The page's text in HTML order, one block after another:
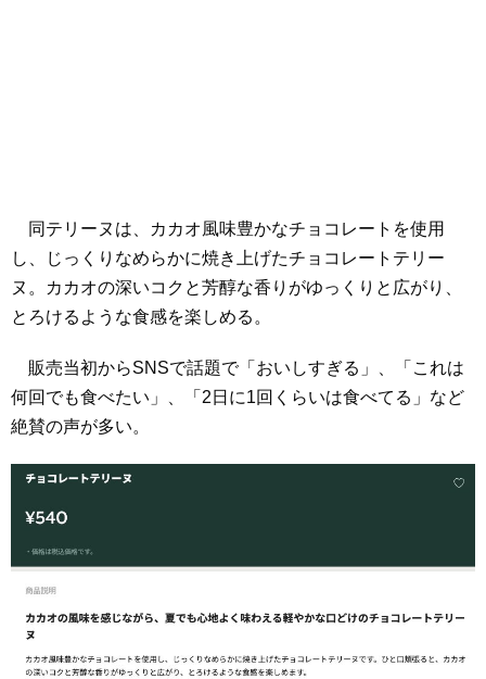
同テリーヌは、カカオ風味豊かなチョコレートを使用
し、じっくりなめらかに焼き上げたチョコレートテリー
ヌ。カカオの深いコクと芳醇な香りがゆっくりと広がり、
とろけるような食感を楽しめる。
販売当初からSNSで話題で「おいしすぎる」、「これは
何回でも食べたい」、「2日に1回くらいは食べてる」など
絶賛の声が多い。